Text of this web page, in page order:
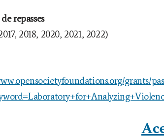
repasses
2018, 2020, 2021, 2022)
grants/